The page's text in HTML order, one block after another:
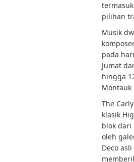
pilihan
Musik
pada
Jumat
hingga
Montauk
The
klasik
blok dari
oleh
Deco